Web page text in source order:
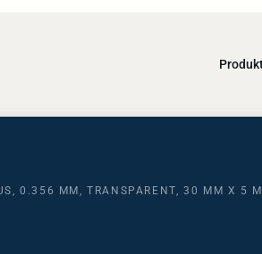
0.356 MM, TRANSPARENT, 30 MM X 5 M,